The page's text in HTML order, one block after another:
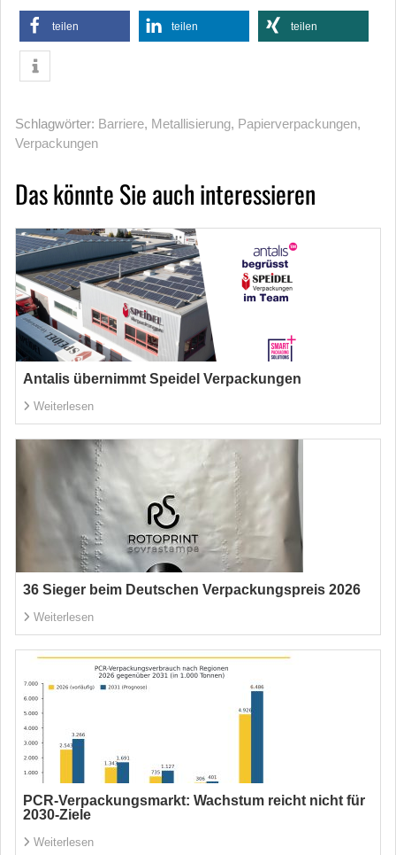
teilen teilen teilen
Schlagwörter: Barriere, Metallisierung, Papierverpackungen,
Verpackungen
Das könnte Sie auch interessieren
Antalis übernimmt Speidel Verpackungen
Weiterlesen
36 Sieger beim Deutschen Verpackungspreis 2026
Weiterlesen
PCR-Verpackungsmarkt: Wachstum reicht nicht für
2030-Ziele
Weiterlesen